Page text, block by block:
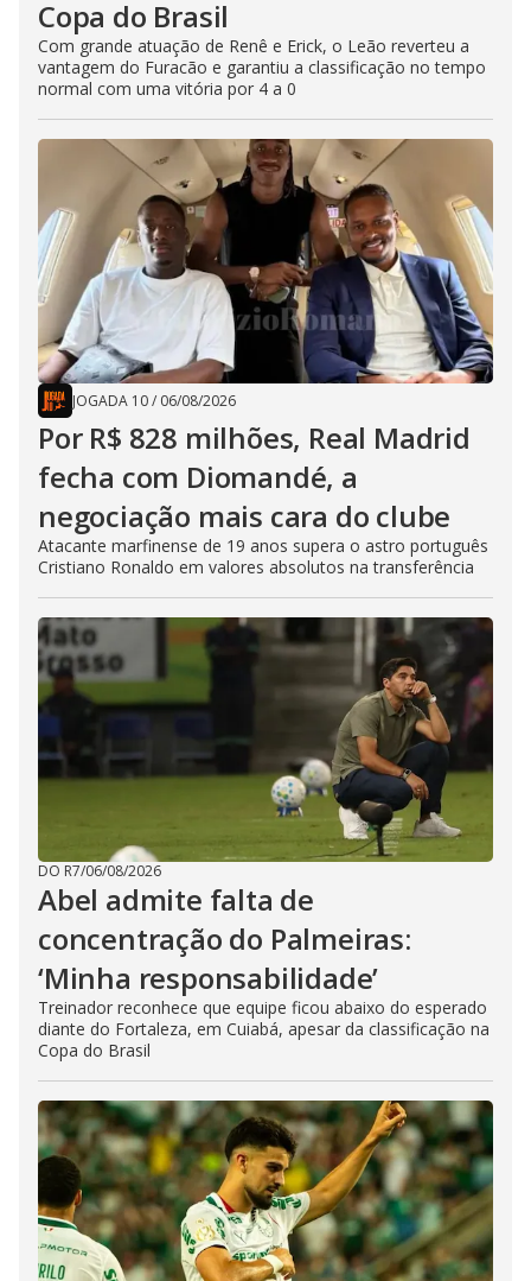
Copa do Brasil
Com grande atuação de Renê e Erick, o Leão reverteu a
vantagem do Furacão e garantiu a classificação no tempo
normal com uma vitória por 4 a 0
JOGADA 10/ 06/08/2026
Por R$ 828 milhões, Real Madrid
fecha com Diomandé, a
negociação mais cara do clube
Atacante marfinense de 19 anos supera o astro português
Cristiano Ronaldo em valores absolutos na transferência
DO R7/06/08/2026
Abel admite falta de
concentração do Palmeiras:
‘Minha responsabilidade’
Treinador reconhece que equipe ficou abaixo do esperado
diante do Fortaleza, em Cuiabá, apesar da classificação na
Copa do Brasil